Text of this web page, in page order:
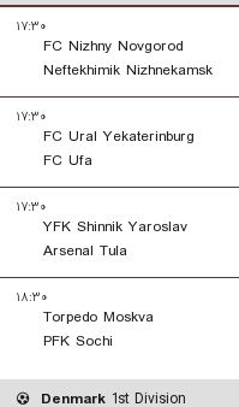
۱۷:۳۰
FC Nizhny Novgorod
Neftekhimik Nizhnekamsk
۱۷:۳۰
FC Ural Yekaterinburg
FC Ufa
۱۷:۳۰
YFK Shinnik Yaroslav
Arsenal Tula
۱۸:۳۰
Torpedo Moskva
PFK Sochi
Denmark 1st Division